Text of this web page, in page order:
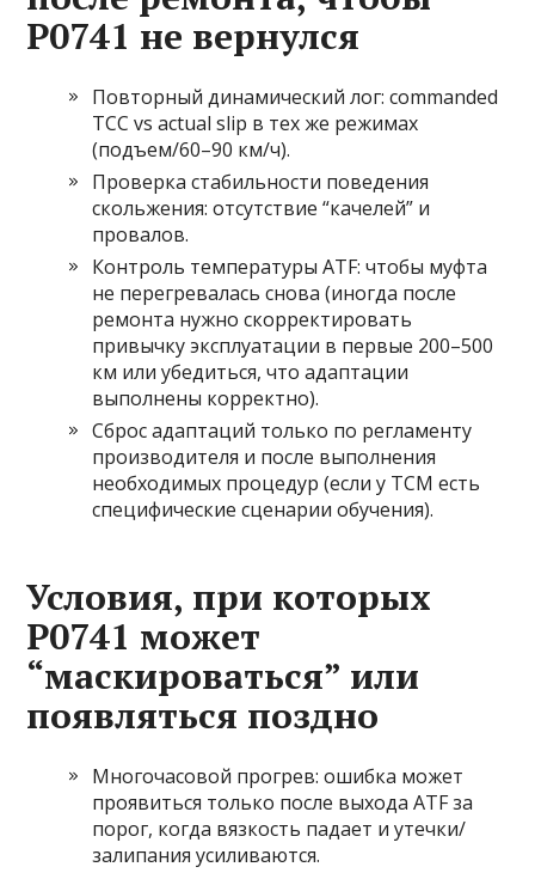
P0741 не вернулся
Повторный динамический лог: commanded
TCC vs actual slip в тех же режимах
(подъем/60–90 км/ч).
Проверка стабильности поведения
скольжения: отсутствие “качелей” и
провалов.
Контроль температуры ATF: чтобы муфта
не перегревалась снова (иногда после
ремонта нужно скорректировать
привычку эксплуатации в первые 200–500
км или убедиться, что адаптации
выполнены корректно).
Сброс адаптаций только по регламенту
производителя и после выполнения
необходимых процедур (если у TCM есть
специфические сценарии обучения).
Условия, при которых
P0741 может
“маскироваться” или
появляться поздно
Многочасовой прогрев: ошибка может
проявиться только после выхода ATF за
порог, когда вязкость падает и утечки/
залипания усиливаются.